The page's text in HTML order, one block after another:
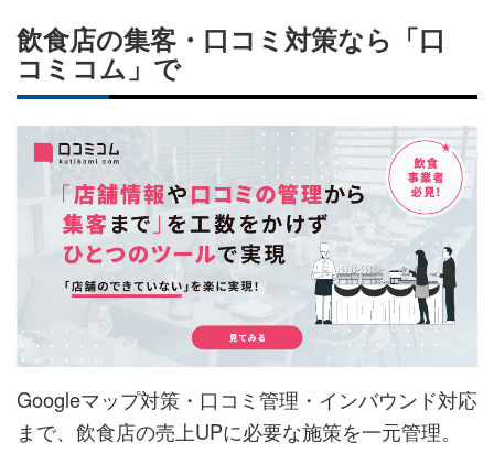
飲食店の集客・口コミ対策なら「口
コミコム」で
Googleマップ対策・口コミ管理・インバウンド対応
まで、飲食店の売上UPに必要な施策を一元管理。